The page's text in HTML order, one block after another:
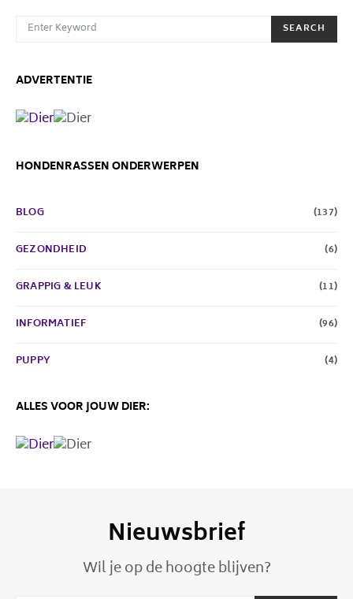
SEARCH FOR:
SEARCH
ADVERTENTIE
HONDENRASSEN ONDERWERPEN
BLOG (137)
GEZONDHEID (6)
GRAPPIG & LEUK (11)
INFORMATIEF (96)
PUPPY (4)
ALLES VOOR JOUW DIER:
Nieuwsbrief
Wil je op de hoogte blijven?